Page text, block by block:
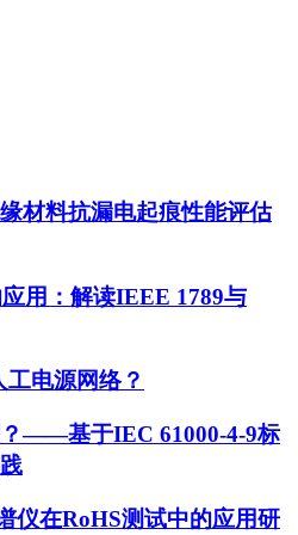
材料抗漏电起痕性能评估
用：解读IEEE 1789与
电源网络？
——基于IEC 61000-4-9标
仪在RoHS测试中的应用研